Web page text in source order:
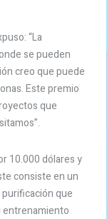
“La
se pueden
creo que puede
Este premio
que
10.000 dólares y
consiste en un
que
entrenamiento